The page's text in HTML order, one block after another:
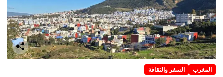
المغرب السفر والثقافة